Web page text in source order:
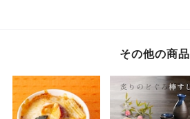
その他の商品